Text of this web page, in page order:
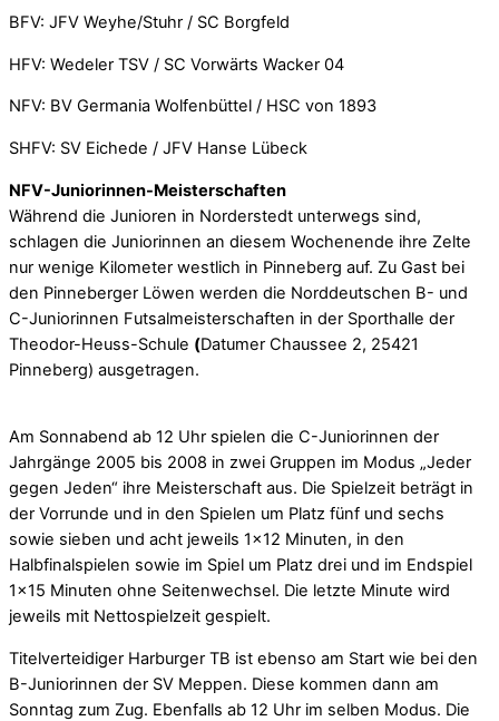
BFV: JFV Weyhe/Stuhr / SC Borgfeld
HFV: Wedeler TSV / SC Vorwärts Wacker 04
NFV: BV Germania Wolfenbüttel / HSC von 1893
SHFV: SV Eichede / JFV Hanse Lübeck
NFV-Juniorinnen-Meisterschaften
Während die Junioren in Norderstedt unterwegs sind,
schlagen die Juniorinnen an diesem Wochenende ihre Zelte
nur wenige Kilometer westlich in Pinneberg auf. Zu Gast bei
den Pinneberger Löwen werden die Norddeutschen B- und
C-Juniorinnen Futsalmeisterschaften in der Sporthalle der
Theodor-Heuss-Schule (Datumer Chaussee 2, 25421
Pinneberg) ausgetragen.
Am Sonnabend ab 12 Uhr spielen die C-Juniorinnen der
Jahrgänge 2005 bis 2008 in zwei Gruppen im Modus „Jeder
gegen Jeden“ ihre Meisterschaft aus. Die Spielzeit beträgt in
der Vorrunde und in den Spielen um Platz fünf und sechs
sowie sieben und acht jeweils 1×12 Minuten, in den
Halbfinalspielen sowie im Spiel um Platz drei und im Endspiel
1×15 Minuten ohne Seitenwechsel. Die letzte Minute wird
jeweils mit Nettospielzeit gespielt.
Titelverteidiger Harburger TB ist ebenso am Start wie bei den
B-Juniorinnen der SV Meppen. Diese kommen dann am
Sonntag zum Zug. Ebenfalls ab 12 Uhr im selben Modus. Die